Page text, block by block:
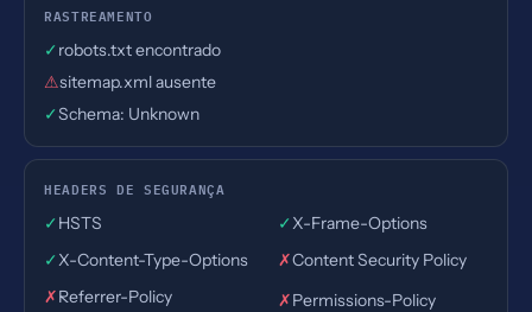
RASTREAMENTO
✓ robots.txt encontrado
⚠sitemap.xml ausente
✓Schema: Unknown
HEADERS DE SEGURANÇA
✓ HSTS ✓X-Frame-Options
✓X-Content-Type-Options ✗Content Security Policy
✗Referrer-Policy ✗Permissions-Policy